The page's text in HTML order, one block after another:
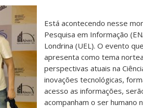
Está acontecendo nesse
Pesquisa em Informação
Londrina (UEL). O evento
apresenta como tema
perspectivas atuais na
inovações tecnológicas,
acesso as informações,
acompanham o ser humano